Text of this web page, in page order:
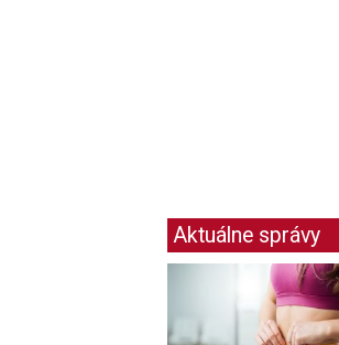
Aktuálne správy